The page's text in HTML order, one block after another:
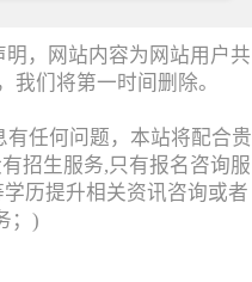
，网站内容为网站用户共
我们将第一时间删除。
任何问题，本站将配合贵
招生服务,只有报名咨询服
历提升相关资讯咨询或者
；)